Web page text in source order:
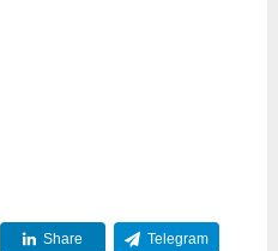
Share Telegram